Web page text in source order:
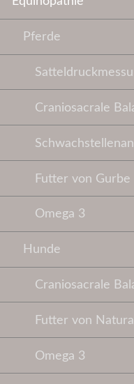
Pferde
Craniosacrale
Futter von Gurbe
Omega 3
Hunde
Craniosacrale
Futter von
Omega 3